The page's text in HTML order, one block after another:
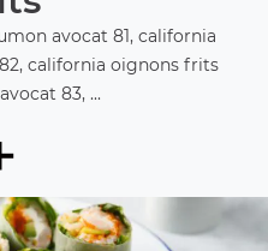
avocat 81, california
california oignons frits
83, ...